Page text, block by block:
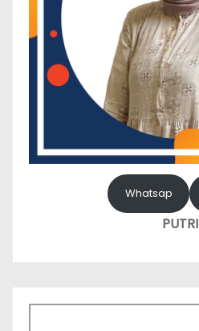
Whatsap
PUTRI